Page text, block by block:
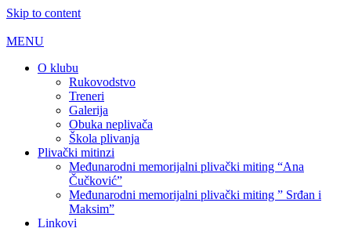
Skip to content
MENU
O klubu
Rukovodstvo
Treneri
Galerija
Obuka neplivača
Škola plivanja
Plivački mitinzi
Međunarodni memorijalni plivački miting “Ana
Čučković”
Međunarodni memorijalni plivački miting ” Srđan i
Maksim”
Linkovi